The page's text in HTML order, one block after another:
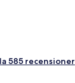
till 2
pentryn och
585 recensioner